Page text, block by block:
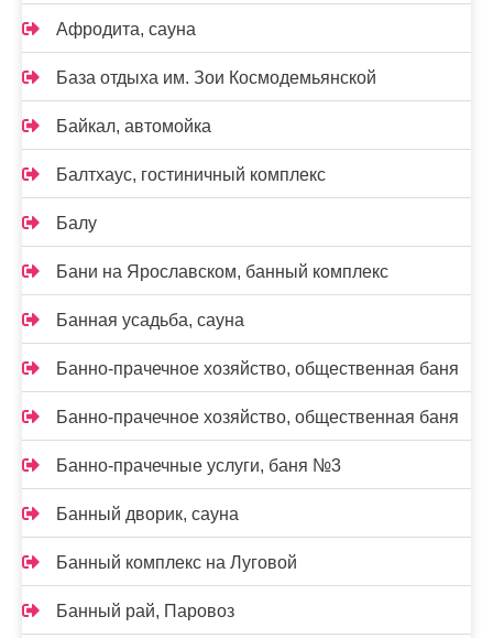
Афродита, сауна
База отдыха им. Зои Космодемьянской
Байкал, автомойка
Балтхаус, гостиничный комплекс
Балу
Бани на Ярославском, банный комплекс
Банная усадьба, сауна
Банно-прачечное хозяйство, общественная баня
Банно-прачечное хозяйство, общественная баня
Банно-прачечные услуги, баня №3
Банный дворик, сауна
Банный комплекс на Луговой
Банный рай, Паровоз